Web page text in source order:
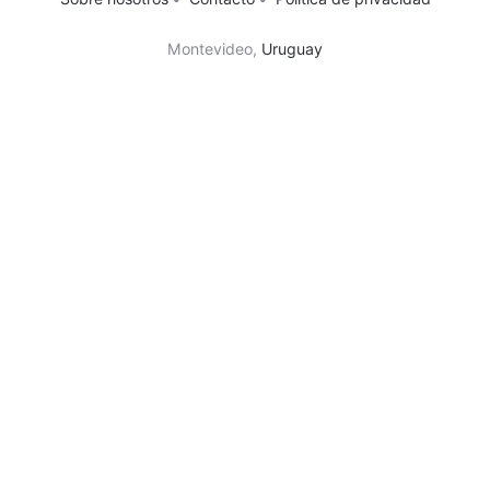
Montevideo, Uruguay